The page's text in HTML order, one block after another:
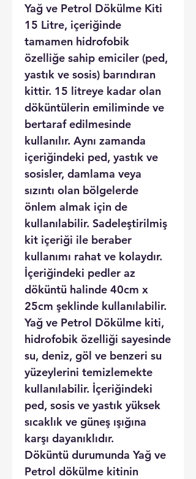
Yağ ve Petrol Dökülme Kiti
15 Litre, içeriğinde
tamamen hidrofobik
özelliğe sahip emiciler (ped,
yastık ve sosis) barındıran
kittir. 15 litreye kadar olan
döküntülerin emiliminde ve
bertaraf edilmesinde
kullanılır. Aynı zamanda
içeriğindeki ped, yastık ve
sosisler, damlama veya
sızıntı olan bölgelerde
önlem almak için de
kullanılabilir. Sadeleştirilmiş
kit içeriği ile beraber
kullanımı rahat ve kolaydır.
İçeriğindeki pedler az
döküntü halinde 40cm x
25cm şeklinde kullanılabilir.
Yağ ve Petrol Dökülme kiti,
hidrofobik özelliği sayesinde
su, deniz, göl ve benzeri su
yüzeylerini temizlemekte
kullanılabilir. İçeriğindeki
ped, sosis ve yastık yüksek
sıcaklık ve güneş ışığına
karşı dayanıklıdır.
Döküntü durumunda Yağ ve
Petrol dökülme kitinin